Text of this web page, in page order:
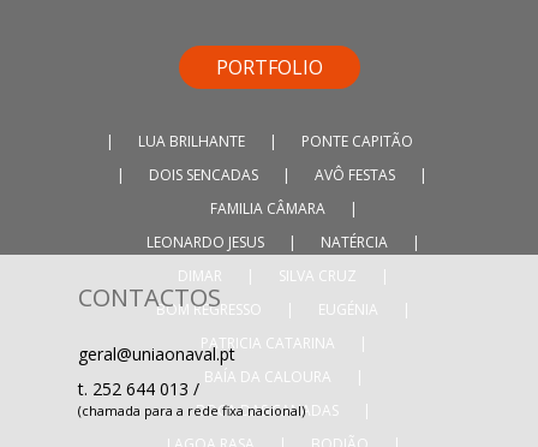
PORTFOLIO
| LUA BRILHANTE |
PONTE CAPITÃO
|
DOIS SENCADAS | AVÔ FESTAS
|
FAMILIA CÂMARA
|
LEONARDO JESUS
| NATÉRCIA
|
DIMAR
| SILVA CRUZ
|
BOM REGRESSO
| EUGÉNIA
|
PATRICIA CATARINA
|
BAÍA DA CALOURA
|
BOCA DAS CANADAS
|
CONTACTOS
geral@uniaonaval.pt
t. 252 644 013 /
(chamada para a rede fixa nacional)